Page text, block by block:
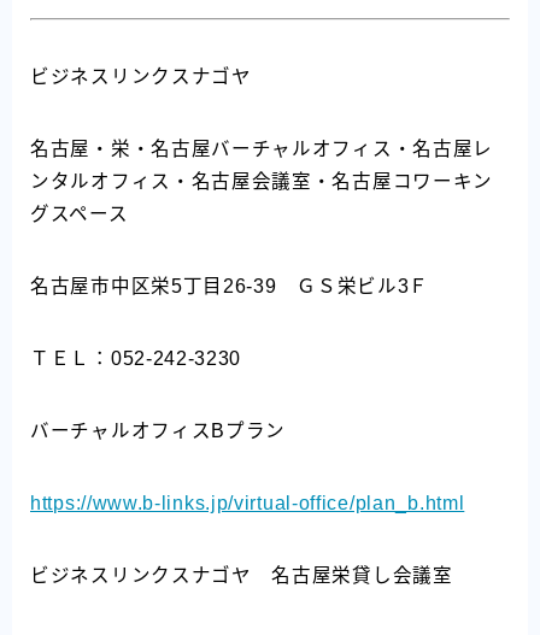
ビジネスリンクスナゴヤ
名古屋・栄・名古屋バーチャルオフィス・名古屋レ
ンタルオフィス・名古屋会議室・名古屋コワーキン
グスペース
名古屋市中区栄5丁目26-39 ＧＳ栄ビル3Ｆ
ＴＥＬ：052-242-3230
バーチャルオフィスBプラン
https://www.b-links.jp/virtual-office/plan_b.html
ビジネスリンクスナゴヤ 名古屋栄貸し会議室